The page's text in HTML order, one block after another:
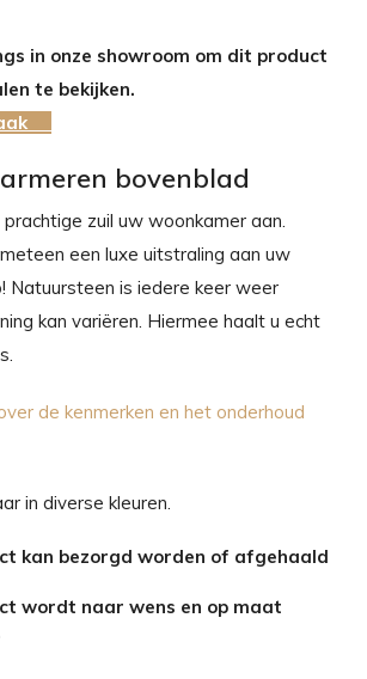
in onze showroom om dit product
te bekijken.
bovenblad
zuil uw woonkamer aan.
een luxe uitstraling aan uw
Natuursteen is iedere keer weer
kan variëren. Hiermee haalt u echt
de kenmerken en het onderhoud
in diverse kleuren.
kan bezorgd worden of afgehaald
wordt naar wens en op maat